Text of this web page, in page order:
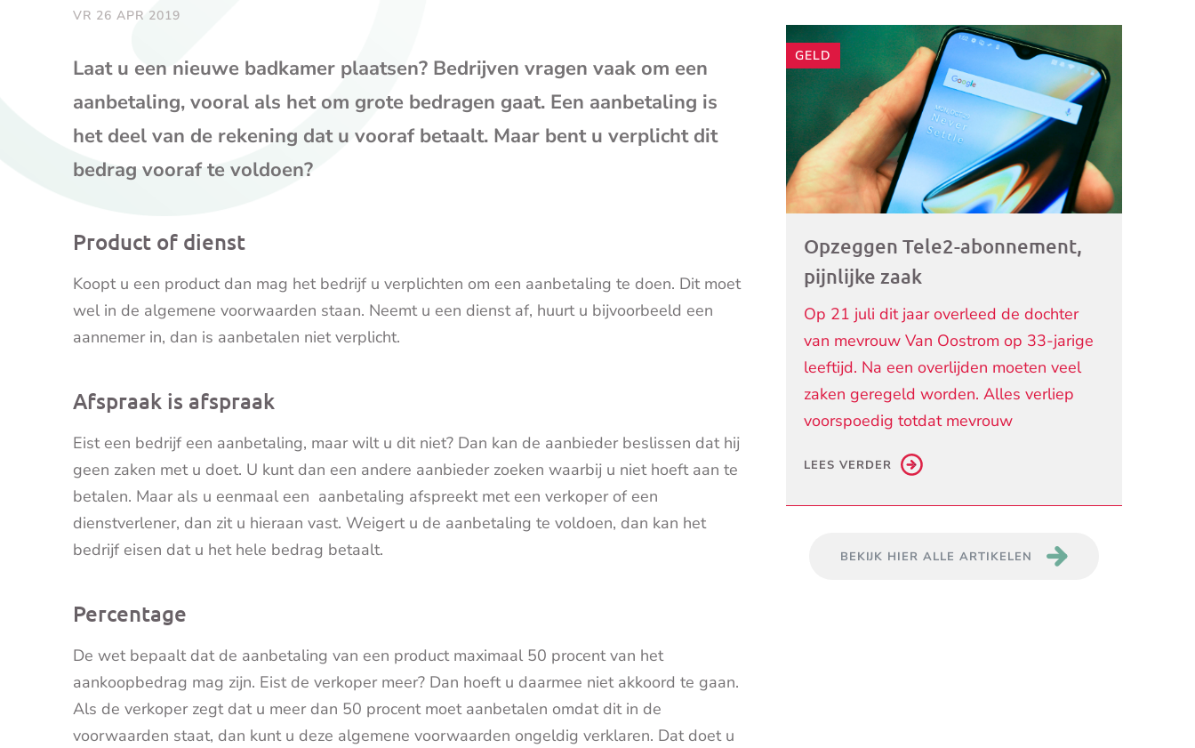
(opent
mailprogramma)
VR 26 APR 2019
Laat u een nieuwe badkamer plaatsen? Bedrijven vragen vaak om een
aanbetaling, vooral als het om grote bedragen gaat. Een aanbetaling is
het deel van de rekening dat u vooraf betaalt. Maar bent u verplicht dit
bedrag vooraf te voldoen?
Product of dienst
Koopt u een product dan mag het bedrijf u verplichten om een aanbetaling te doen. Dit moet
wel in de algemene voorwaarden staan. Neemt u een dienst af, huurt u bijvoorbeeld een
aannemer in, dan is aanbetalen niet verplicht.
Afspraak is afspraak
Eist een bedrijf een aanbetaling, maar wilt u dit niet? Dan kan de aanbieder beslissen dat hij
geen zaken met u doet. U kunt dan een andere aanbieder zoeken waarbij u niet hoeft aan te
betalen. Maar als u eenmaal een aanbetaling afspreekt met een verkoper of een
dienstverlener, dan zit u hieraan vast. Weigert u de aanbetaling te voldoen, dan kan het
bedrijf eisen dat u het hele bedrag betaalt.
Percentage
De wet bepaalt dat de aanbetaling van een product maximaal 50 procent van het
aankoopbedrag mag zijn. Eist de verkoper meer? Dan hoeft u daarmee niet akkoord te gaan.
Als de verkoper zegt dat u meer dan 50 procent moet aanbetalen omdat dit in de
voorwaarden staat, dan kunt u deze algemene voorwaarden ongeldig verklaren. Dat doet u
GELD
Opzeggen Tele2-abonnement,
pijnlijke zaak
Op 21 juli dit jaar overleed de dochter
van mevrouw Van Oostrom op 33-jarige
leeftijd. Na een overlijden moeten veel
zaken geregeld worden. Alles verliep
voorspoedig totdat mevrouw
LEES VERDER
BEKIJK HIER ALLE ARTIKELEN